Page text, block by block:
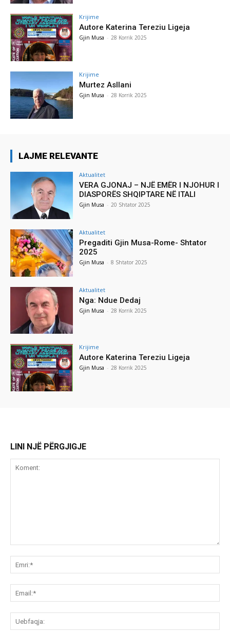
Krijime
Autore Katerina Tereziu Ligeja
Gjin Musa - 28 Korrik 2025
Krijime
Murtez Asllani
Gjin Musa - 28 Korrik 2025
LAJME RELEVANTE
Aktualitet
VERA GJONAJ – NJË EMËR I NJOHUR I
DIASPORËS SHQIPTARE NË ITALI
Gjin Musa - 20 Shtator 2025
Aktualitet
Pregaditi Gjin Musa-Rome- Shtator
2025
Gjin Musa - 8 Shtator 2025
Aktualitet
Nga: Ndue Dedaj
Gjin Musa - 28 Korrik 2025
Krijime
Autore Katerina Tereziu Ligeja
Gjin Musa - 28 Korrik 2025
LINI NJË PËRGJIGJE